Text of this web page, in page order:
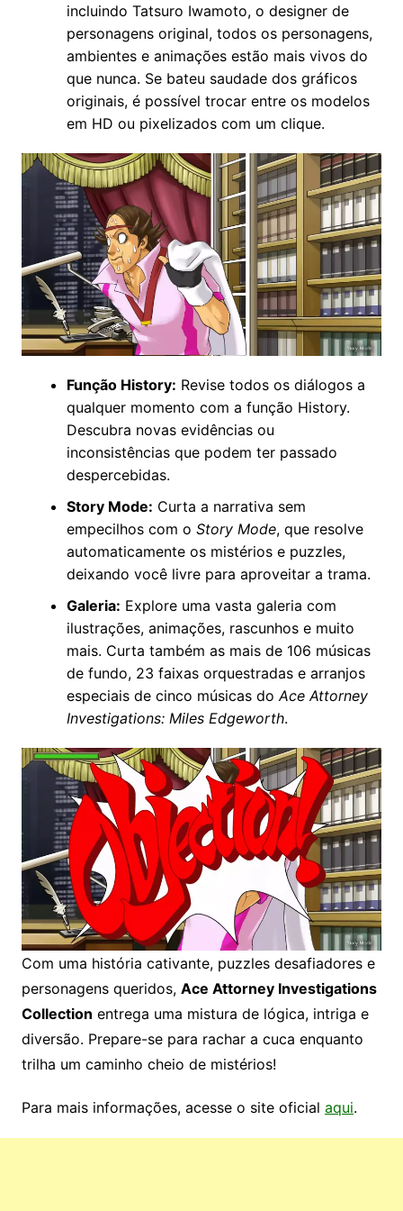
incluindo Tatsuro Iwamoto, o designer de
personagens original, todos os personagens,
ambientes e animações estão mais vivos do
que nunca. Se bateu saudade dos gráficos
originais, é possível trocar entre os modelos
em HD ou pixelizados com um clique.
Função History: Revise todos os diálogos a
qualquer momento com a função History.
Descubra novas evidências ou
inconsistências que podem ter passado
despercebidas.
Story Mode: Curta a narrativa sem
empecilhos com o Story Mode, que resolve
automaticamente os mistérios e puzzles,
deixando você livre para aproveitar a trama.
Galeria: Explore uma vasta galeria com
ilustrações, animações, rascunhos e muito
mais. Curta também as mais de 106 músicas
de fundo, 23 faixas orquestradas e arranjos
especiais de cinco músicas do Ace Attorney
Investigations: Miles Edgeworth.
Com uma história cativante, puzzles desafiadores e
personagens queridos, Ace Attorney Investigations
Collection entrega uma mistura de lógica, intriga e
diversão. Prepare-se para rachar a cuca enquanto
trilha um caminho cheio de mistérios!
Para mais informações, acesse o site oficial aqui.